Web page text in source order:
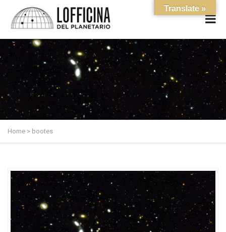
Home > bootes
Translate »